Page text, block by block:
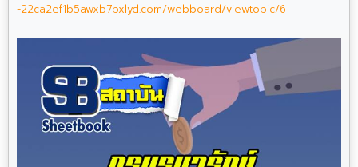
-22ca2ef1b5awxb7bxlyd.com/webboard/viewtopic/6